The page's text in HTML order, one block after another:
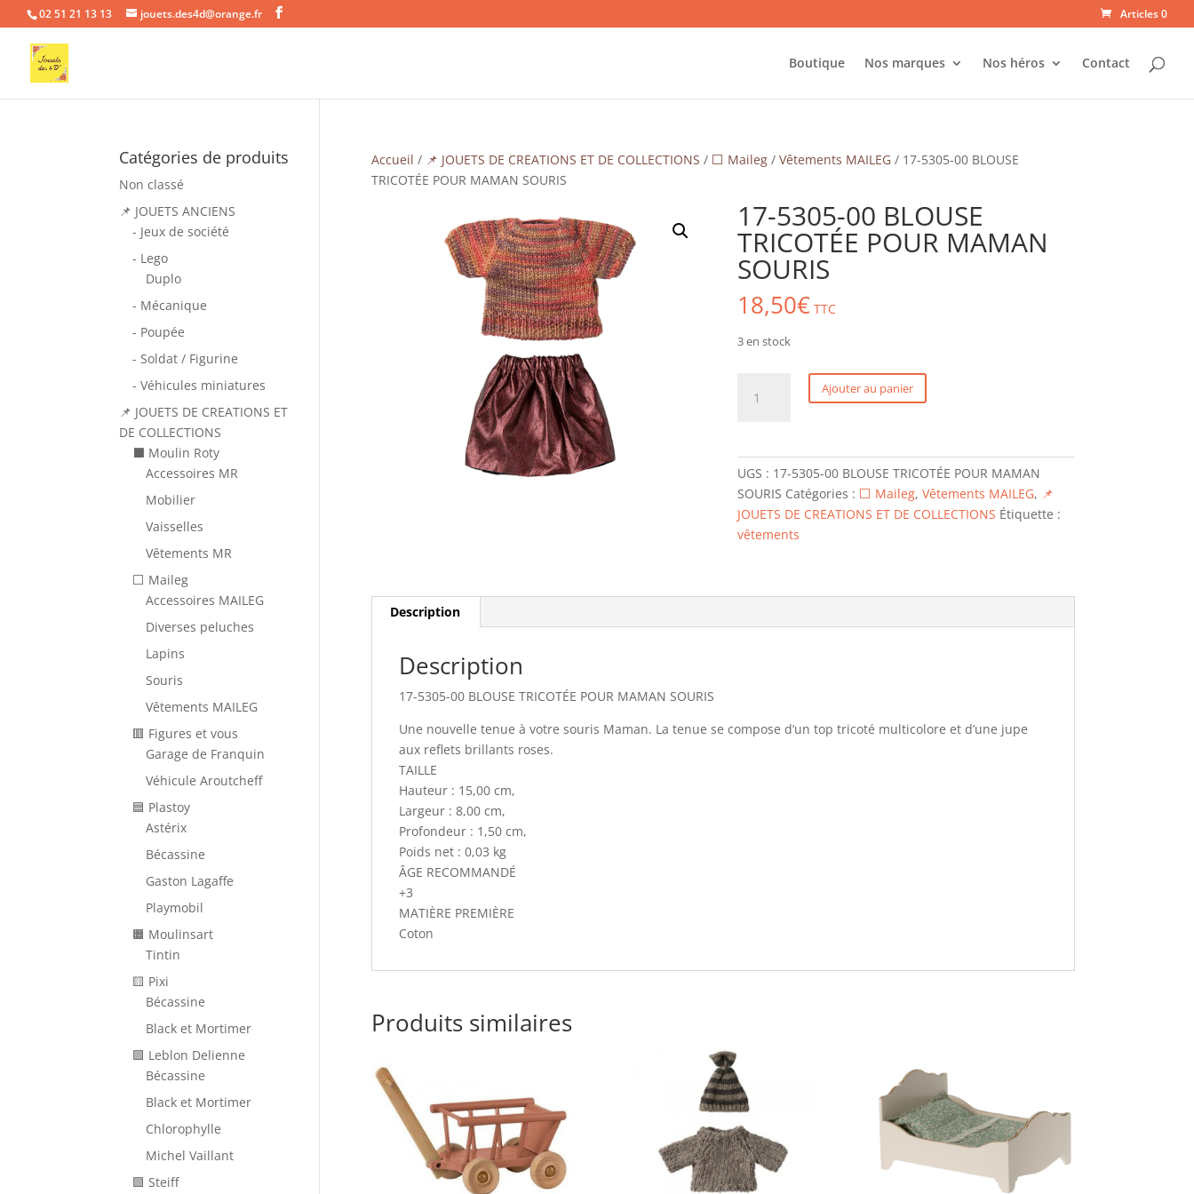
02 51 21 13 13 jouets.des4d@orange.fr Articles 0
Boutique Nos marques Nos héros Contact
Accueil / 📌 JOUETS DE CREATIONS ET DE COLLECTIONS / ⬜ Maileg/ Vêtements MAILEG/ 17-5305-00 BLOUSE
TRICOTÉE POUR MAMAN SOURIS
17-5305-00 BLOUSE
TRICOTÉE POUR MAMAN
SOURIS
18,50€ TTC
3 en stock
POUR
Ajouter au panier
UGS : 17-5305-00 BLOUSE TRICOTÉE POUR MAMAN
SOURIS Catégories : ⬜ Maileg, Vêtements MAILEG, 📌
JOUETS DE CREATIONS ET DE COLLECTIONS Étiquette :
vêtements
Description
Description
17-5305-00 BLOUSE TRICOTÉE POUR MAMAN SOURIS
Une nouvelle tenue à votre souris Maman. La tenue se compose d’un top tricoté multicolore et d’une jupe
aux reflets brillants roses.
TAILLE
Hauteur : 15,00 cm,
Largeur : 8,00 cm,
Profondeur : 1,50 cm,
Poids net : 0,03 kg
ÂGE RECOMMANDÉ
+3
MATIÈRE PREMIÈRE
Coton
Produits similaires
Catégories de produits
Non classé
📌 JOUETS ANCIENS
- Jeux de société
- Lego
Duplo
- Mécanique
- Poupée
- Soldat / Figurine
- Véhicules miniatures
📌 JOUETS DE CREATIONS ET
DE COLLECTIONS
⬛ Moulin Roty
Accessoires MR
Mobilier
Vaisselles
Vêtements MR
⬜ Maileg
Accessoires MAILEG
Diverses peluches
Lapins
Souris
Vêtements MAILEG
🟥 Figures et vous
Garage de Franquin
Véhicule Aroutcheff
🟦 Plastoy
Astérix
Bécassine
Gaston Lagaffe
Playmobil
🟧 Moulinsart
Tintin
🟨 Pixi
Bécassine
Black et Mortimer
🟩 Leblon Delienne
Bécassine
Black et Mortimer
Chlorophylle
Michel Vaillant
🟪 Steiff